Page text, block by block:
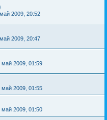
2009, 20:52
2009, 20:47
май 2009, 01:59
май 2009, 01:55
май 2009, 01:50